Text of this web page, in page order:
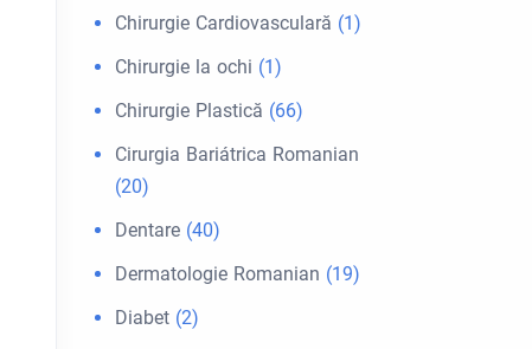
Chirurgie Cardiovasculară (1)
Chirurgie la ochi (1)
Chirurgie Plastică (66)
Cirurgia Bariátrica Romanian
(20)
Dentare (40)
Dermatologie Romanian (19)
Diabet (2)